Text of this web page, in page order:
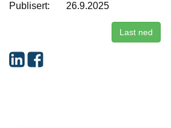
Publisert:
26.9.2025
Last ned